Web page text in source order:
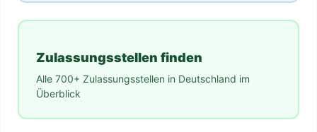
Zulassungsstellen finden
Alle 700+ Zulassungsstellen in Deutschland im
Überblick